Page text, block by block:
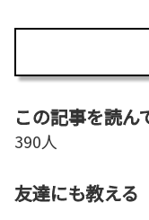
この記事を読ん
390人
友達にも教える